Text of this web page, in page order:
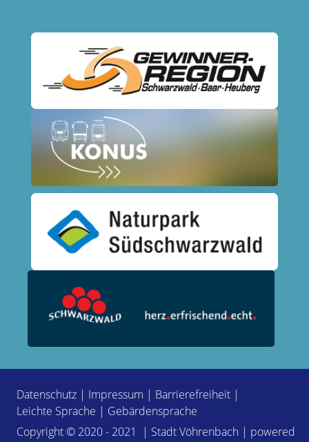
Datenschutz | Impressum | Barrierefreiheit |
Leichte Sprache | Gebärdensprache
Copyright © 2020 - 2021 | Stadt Vöhrenbach | powered